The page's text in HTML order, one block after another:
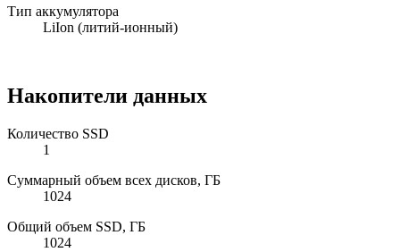
Тип аккумулятора
LiIon (литий-ионный)
Накопители данных
Количество SSD
1
Суммарный объем всех дисков, ГБ
1024
Общий объем SSD, ГБ
1024